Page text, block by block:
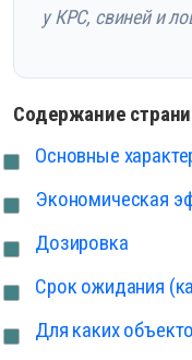
у КРС, свиней и
Содержание
Основные
Экономическая
Дозировка
Срок ожидания
Для каких